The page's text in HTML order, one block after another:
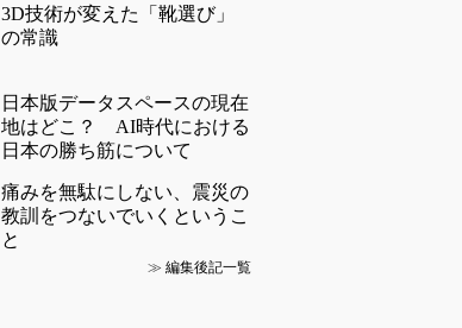
3D技術が変えた「靴選び」
の常識
日本版データスペースの現在
地はどこ？ AI時代における
日本の勝ち筋について
痛みを無駄にしない、震災の
教訓をつないでいくというこ
と
≫ 編集後記一覧